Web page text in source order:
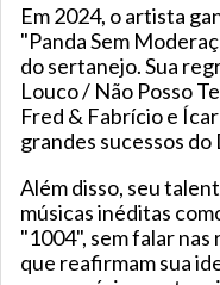
Em 2024, o artista
"Panda Sem
do sertanejo. Sua
Louco / Não Posso
Fred & Fabrício e
grandes sucessos do
Além disso, seu
músicas inéditas
"1004", sem falar
que reafirmam sua